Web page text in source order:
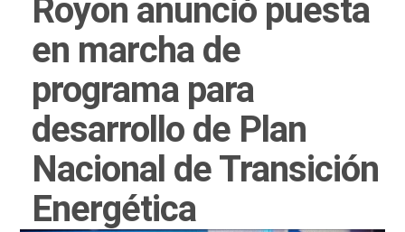
Royon anunció puesta
en marcha de
programa para
desarrollo de Plan
Nacional de Transición
Energética